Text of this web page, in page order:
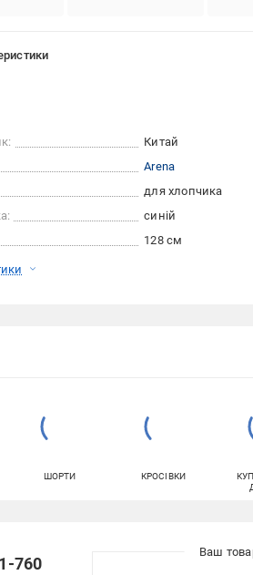
Китай
Arena
для хлопчика
синій
128 см
ШОРТИ КРОСІВКИ
760